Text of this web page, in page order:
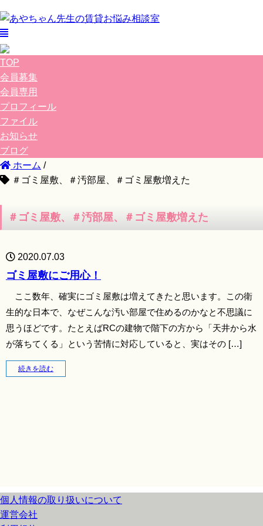
TOP
会員募集
会員専用
プロフィール
ファイル
お知らせ
ブログ
ホーム /
＃ゴミ屋敷、＃汚部屋、＃ゴミ屋敷増えた
＃ゴミ屋敷、＃汚部屋、＃ゴミ屋敷増えた
2020.07.03
ゴミ屋敷にご用心！
ここ数年、確実にゴミ屋敷は増えてきたと思います。この衛
生的な日本で、なぜこんな汚い部屋で住めるのかなと不思議に
思うほどです。たとえばRCの建物で階下の方から「天井から水
が落ちてくる」という苦情に対応していると、実はその […]
続きを読む
個人情報の取り扱いについて
運営会社